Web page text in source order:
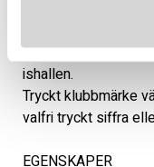
Sorona®-polymer.
som lager under en
ishallen.
Tryckt klubbmärke
valfri tryckt siffra
EGENSKAPER